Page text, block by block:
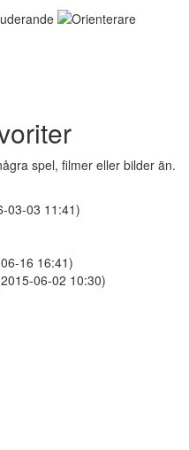
spel, filmer eller bilder än.
03-03 11:41)
16 16:41)
06-02 10:30)